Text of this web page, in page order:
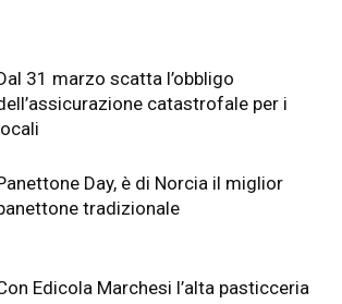
31 marzo scatta l’obbligo
catastrofale per i
Day, è di Norcia il miglior
tradizionale
Edicola Marchesi l’alta pasticceria